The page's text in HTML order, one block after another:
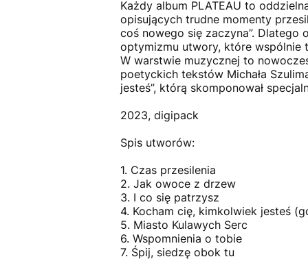
Każdy album PLATEAU to
opisujących trudne momenty
coś nowego się zaczyna”. Dlatego
optymizmu utwory, które wspólnie
W warstwie muzycznej to
poetyckich tekstów Michała
jesteś”, którą skomponował
2023, digipack
Spis utworów:
1. Czas przesilenia
2. Jak owoce z drzew
3. I co się patrzysz
4. Kocham cię, kimkolwiek jesteś
5. Miasto Kulawych Serc
6. Wspomnienia o tobie
7. Śpij, siedzę obok tu